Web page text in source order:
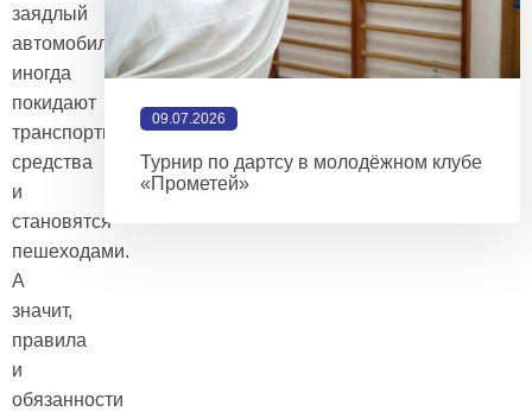
заядлый
автомобилисты
иногда
покидают
транспортные
средства
и
становятся
пешеходами.
А
значит,
правила
и
обязанности
09.07.2026
Турнир по дартсу в молодёжном клубе
«Прометей»